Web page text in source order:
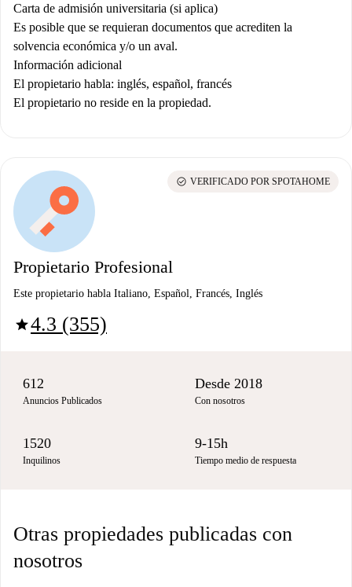
Carta de admisión universitaria (si aplica)
Es posible que se requieran documentos que acrediten la
solvencia económica y/o un aval.
Información adicional
El propietario habla: inglés, español, francés
El propietario no reside en la propiedad.
Propietario Profesional
Este propietario habla Italiano, Español, Francés, Inglés
star4.3 (355)
check_circle VERIFICADO POR SPOTAHOME
612
Anuncios Publicados
Desde 2018
Con nosotros
1520
Inquilinos
9-15h
Tiempo medio de respuesta
Otras propiedades publicadas con
nosotros